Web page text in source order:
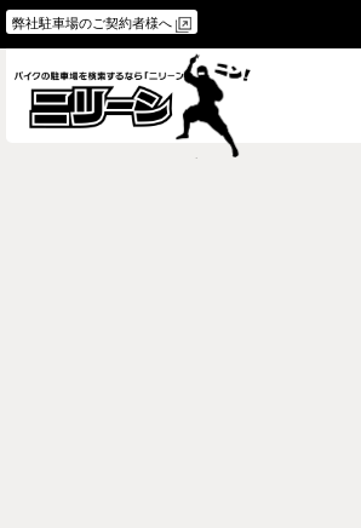
弊社駐車場のご契約者様へ